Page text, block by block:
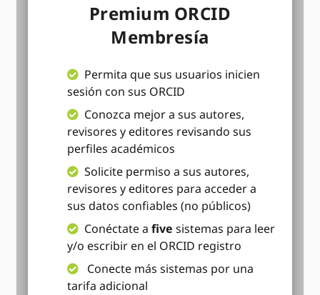
Premium ORCID
Membresía
Permita que sus usuarios inicien
sesión con sus ORCID
Conozca mejor a sus autores,
revisores y editores revisando sus
perfiles académicos
Solicite permiso a sus autores,
revisores y editores para acceder a
sus datos confiables (no públicos)
Conéctate afive sistemas para leer
y/o escribir en el ORCID registro
Conecte más sistemas por una
tarifa adicional